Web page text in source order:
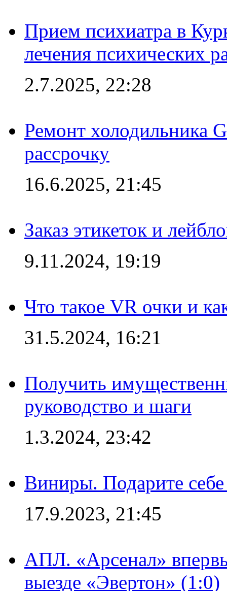
Прием психиатра в
лечения психических
2.7.2025, 22:28
Ремонт холодильника
рассрочку
16.6.2025, 21:45
Заказ этикеток и
9.11.2024, 19:19
Что такое VR очки и
31.5.2024, 16:21
Получить
руководство и шаги
1.3.2024, 23:42
Виниры. Подарите
17.9.2023, 21:45
АПЛ. «Арсенал»
выезде «Эвертон» (1:0)